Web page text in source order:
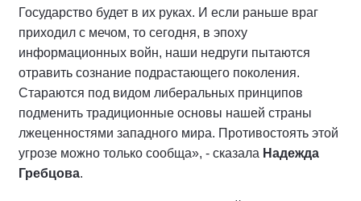
Государство будет в их руках. И если раньше враг
приходил с мечом, то сегодня, в эпоху
информационных войн, наши недруги пытаются
отравить сознание подрастающего поколения.
Стараются под видом либеральных принципов
подменить традиционные основы нашей страны
лжеценностями западного мира. Противостоять этой
угрозе можно только сообща», - сказала Надежда
Гребцова.